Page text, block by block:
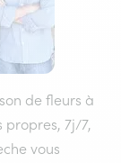
de fleurs à
propres, 7j/7,
vous